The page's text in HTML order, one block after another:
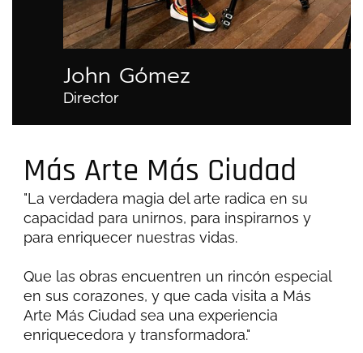
John Gómez
Director
Más Arte Más Ciudad
"La verdadera magia del arte radica en su
capacidad para unirnos, para inspirarnos y
para enriquecer nuestras vidas.
Que las obras encuentren un rincón especial
en sus corazones, y que cada visita a Más
Arte Más Ciudad sea una experiencia
enriquecedora y transformadora."